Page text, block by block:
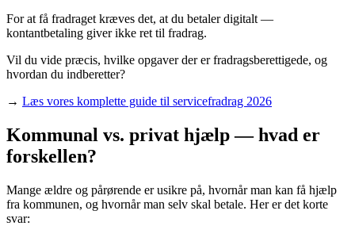
For at få fradraget kræves det, at du betaler digitalt —
kontantbetaling giver ikke ret til fradrag.
Vil du vide præcis, hvilke opgaver der er fradragsberettigede, og
hvordan du indberetter?
→ Læs vores komplette guide til servicefradrag 2026
Kommunal vs. privat hjælp — hvad er
forskellen?
Mange ældre og pårørende er usikre på, hvornår man kan få hjælp
fra kommunen, og hvornår man selv skal betale. Her er det korte
svar: